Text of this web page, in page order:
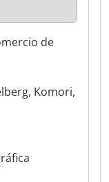
de
Komori,